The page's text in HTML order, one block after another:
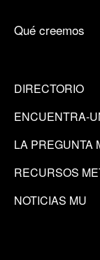
Qué creemos
DIRECTORIO
ENCUENTRA-
LA PREGUNTA
RECURSOS
NOTICIAS MU